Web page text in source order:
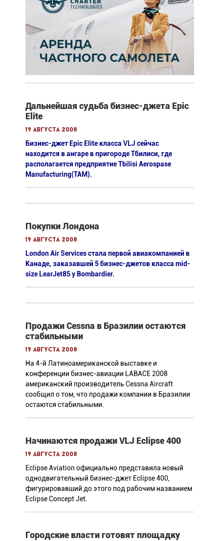
Дальнейшая судьба бизнес-джета Epic
Elite
19 августа 2008
Бизнес-джет Epic Elite класса VLJ сейчас
находится в ангаре в пригороде Тбилиси, где
располагается предприятие Tbilisi Aerospase
Manufacturing(TAM).
Покупки Лондона
19 августа 2008
London Air Services стала первой авиакомпанией в
Канаде, заказавшей 5 бизнес-джетов класса mid-
size LearJet85 у Bombardier.
Продажи Cessna в Бразилии остаются
стабильными
19 августа 2008
На 4-й Латиноамериканской выставке и
конференции бизнес-авиации LABACE 2008
американский производитель Cessna Aircraft
сообщил о том, что продажи компании в Бразилии
остаются стабильными.
Начинаются продажи VLJ Eclipse 400
19 августа 2008
Eclipse Aviation официально представила новый
однодвигательный бизнес-джет Eclipse 400,
фигурировавший до этого под рабочим названием
Eclipse Concept Jet.
Городские власти готовят площадку